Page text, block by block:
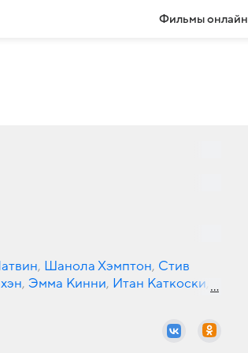
Фильмы онлайн
, Шанола Хэмптон, Стив
, Эмма Кинни, Итан Каткоски